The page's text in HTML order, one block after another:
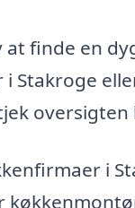
at finde en
Stakroge
oversigten
i